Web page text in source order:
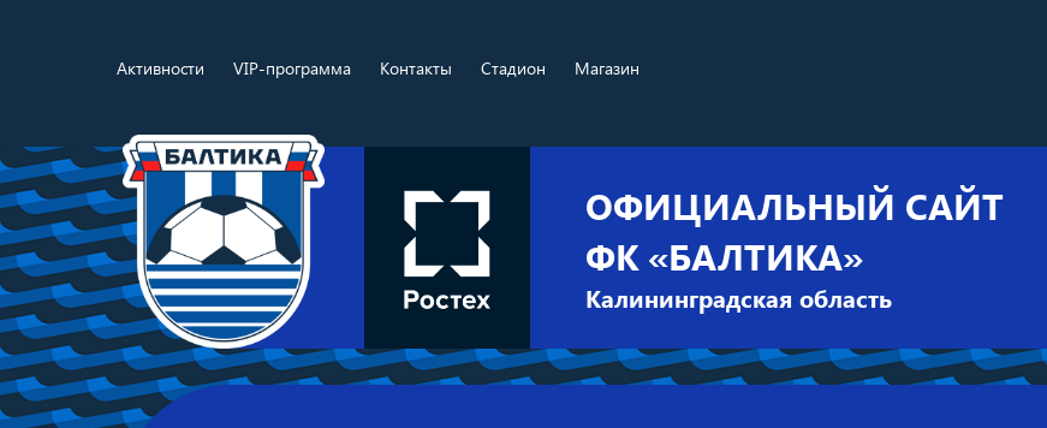
Активности VIP-программа Контакты Стадион Магазин
ОФИЦИАЛЬНЫЙ САЙТ
ФК «БАЛТИКА»
Калининградская область